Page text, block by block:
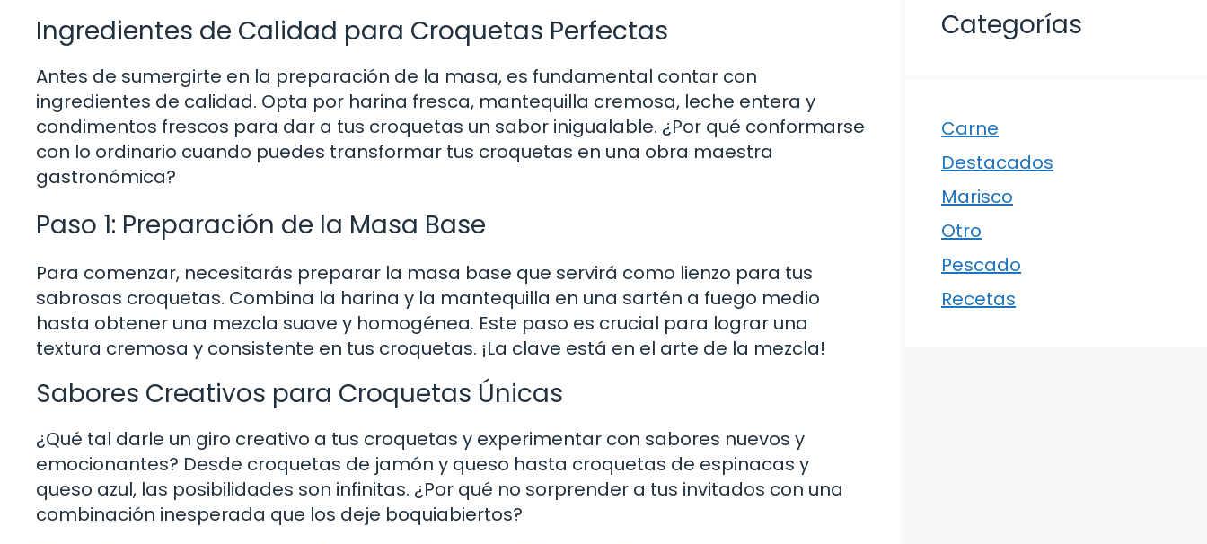
Ingredientes de Calidad para Croquetas Perfectas
Antes de sumergirte en la preparación de la masa, es fundamental contar con
ingredientes de calidad. Opta por harina fresca, mantequilla cremosa, leche entera y
condimentos frescos para dar a tus croquetas un sabor inigualable. ¿Por qué conformarse
con lo ordinario cuando puedes transformar tus croquetas en una obra maestra
gastronómica?
Paso 1: Preparación de la Masa Base
Para comenzar, necesitarás preparar la masa base que servirá como lienzo para tus
sabrosas croquetas. Combina la harina y la mantequilla en una sartén a fuego medio
hasta obtener una mezcla suave y homogénea. Este paso es crucial para lograr una
textura cremosa y consistente en tus croquetas. ¡La clave está en el arte de la mezcla!
Sabores Creativos para Croquetas Únicas
¿Qué tal darle un giro creativo a tus croquetas y experimentar con sabores nuevos y
emocionantes? Desde croquetas de jamón y queso hasta croquetas de espinacas y
queso azul, las posibilidades son infinitas. ¿Por qué no sorprender a tus invitados con una
combinación inesperada que los deje boquiabiertos?
Categorías
Carne
Destacados
Marisco
Otro
Pescado
Recetas